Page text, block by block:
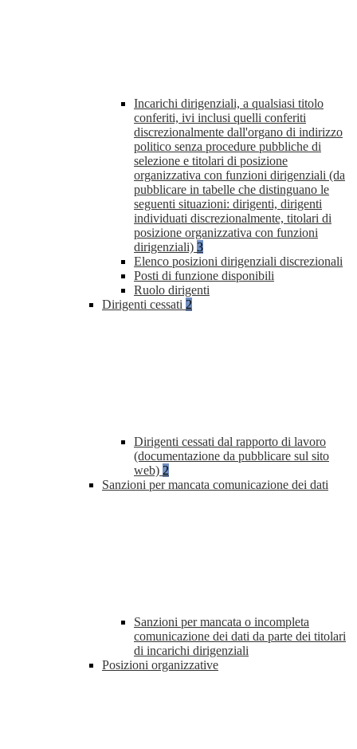
Incarichi dirigenziali, a qualsiasi titolo
conferiti, ivi inclusi quelli conferiti
discrezionalmente dall'organo di indirizzo
politico senza procedure pubbliche di
selezione e titolari di posizione
organizzativa con funzioni dirigenziali (da
pubblicare in tabelle che distinguano le
seguenti situazioni: dirigenti, dirigenti
individuati discrezionalmente, titolari di
posizione organizzativa con funzioni
dirigenziali) 3
Elenco posizioni dirigenziali discrezionali
Posti di funzione disponibili
Ruolo dirigenti
Dirigenti cessati 2
Dirigenti cessati dal rapporto di lavoro
(documentazione da pubblicare sul sito
web) 2
Sanzioni per mancata comunicazione dei dati
Sanzioni per mancata o incompleta
comunicazione dei dati da parte dei titolari
di incarichi dirigenziali
Posizioni organizzative